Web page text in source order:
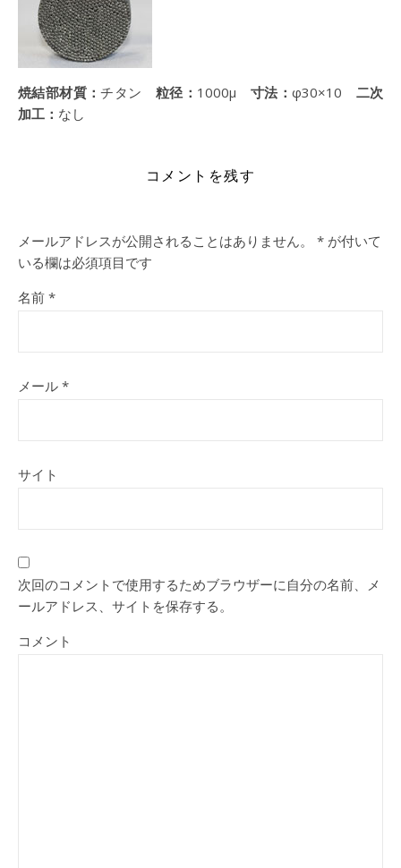
焼結部材質：チタン 粒径： 1000μ 寸法： φ30×10 二次
加工： なし
コメントを残す
メールアドレスが公開されることはありません。 * が付いて
いる欄は必須項目です
名前 *
メール *
サイト
次回のコメントで使用するためブラウザーに自分の名前、メ
ールアドレス、サイトを保存する。
コメント